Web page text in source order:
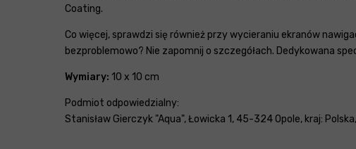
Coating.
Co więcej, sprawdzi się również przy wycieraniu ekranów
bezproblemowo? Nie zapomnij o szczegółach. Dedykowana
Wymiary: 10 x 10 cm
Podmiot odpowiedzialny:
Stanisław Gierczyk "Aqua", Łowicka 1, 45-324 Opole, kraj: